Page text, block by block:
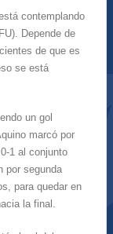
contemplando
Depende de
de que es
se está
un gol
marcó por
1 al conjunto
por segunda
para quedar en
la final.